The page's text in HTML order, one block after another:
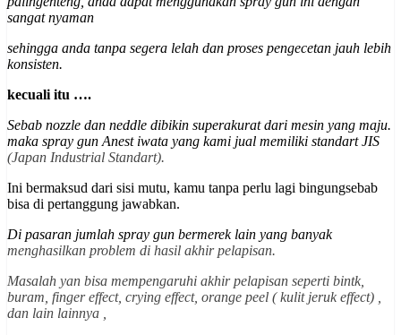
sangat nyaman
sehingga anda tanpa segera lelah dan proses pengecetan jauh lebih
konsisten.
kecuali itu ….
Sebab nozzle dan neddle dibikin superakurat dari mesin yang maju.
maka spray gun Anest iwata yang kami jual memiliki standart JIS
(Japan Industrial Standart).
Ini bermaksud dari sisi mutu, kamu tanpa perlu lagi bingungsebab
bisa di pertanggung jawabkan.
Di pasaran jumlah spray gun bermerek lain yang banyak
menghasilkan problem di hasil akhir pelapisan.
Masalah yan bisa mempengaruhi akhir pelapisan seperti bintk,
buram, finger effect, crying effect, orange peel ( kulit jeruk effect) ,
dan lain lainnya ,